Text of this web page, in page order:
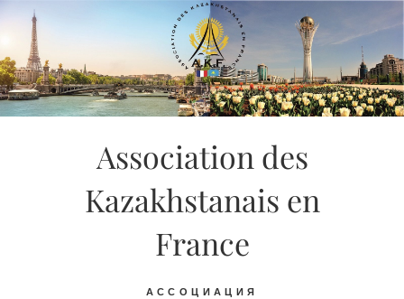
Skip
content
Association des
Kazakhstanais en
France
АССОЦИАЦИЯ